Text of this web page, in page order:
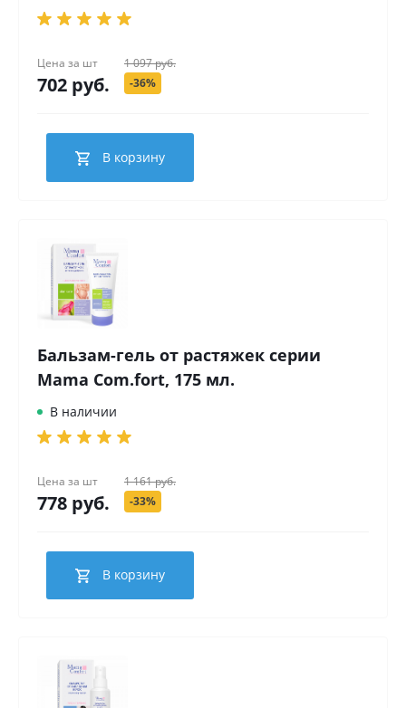
Цена за шт
702 руб.
1 097 руб.
-36%
В корзину
Бальзам-гель от растяжек серии
Mama Com.fort, 175 мл.
В наличии
Цена за шт
778 руб.
1 161 руб.
-33%
В корзину